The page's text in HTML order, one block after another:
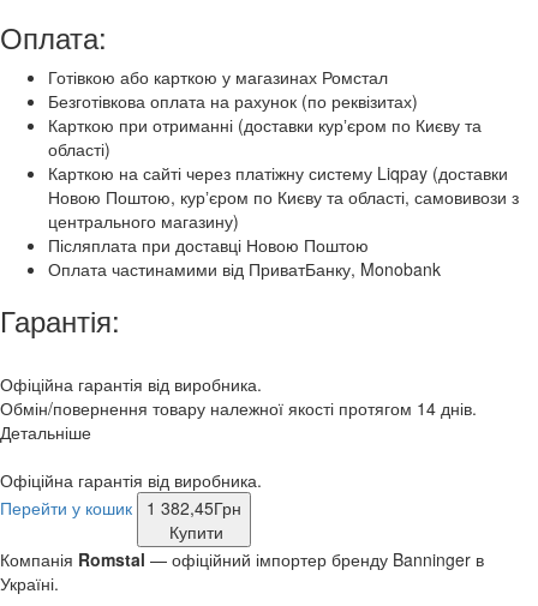
Оплата:
Готівкою або карткою у магазинах Ромстал
Безготівкова оплата на рахунок (по реквізитах)
Карткою при отриманні (доставки курʼєром по Києву та
області)
Карткою на сайті через платіжну систему Liqpay (доставки
Новою Поштою, курʼєром по Києву та області, самовивози з
центрального магазину)
Післяплата при доставці Новою Поштою
Оплата частинамими від ПриватБанку, Monobank
Гарантія:
Офіційна гарантія від виробника.
Обмін/повернення товару належної якості протягом 14 днів.
Детальніше
Офіційна гарантія від виробника.
Перейти у кошик
1 382,45Грн
Купити
Компанія Romstal — офіційний імпортер бренду Banninger в
Україні.